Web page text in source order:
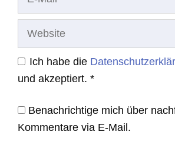
Ich habe die
und akzeptiert. *
Benachrichtige mich über
Kommentare via E-Mail.